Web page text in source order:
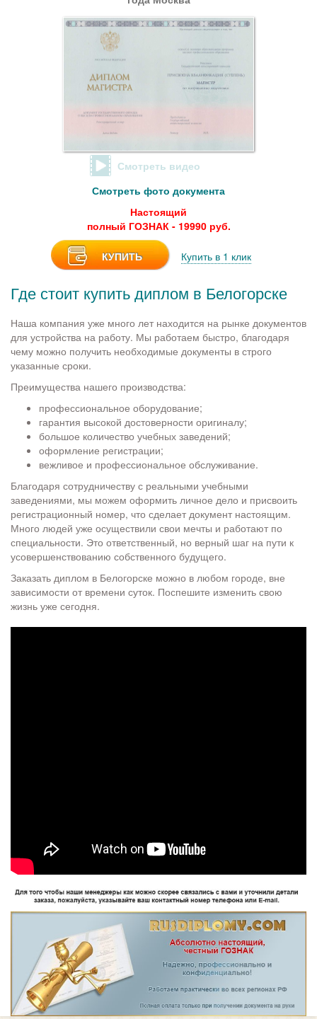
Смотреть видео
Смотреть фото документа
Настоящий
полный ГОЗНАК - 19990 руб.
КУПИТЬ Купить в 1 клик
Где стоит купить диплом в Белогорске
Наша компания уже много лет находится на рынке документов
для устройства на работу. Мы работаем быстро, благодаря
чему можно получить необходимые документы в строго
указанные сроки.
Преимущества нашего производства:
профессиональное оборудование;
гарантия высокой достоверности оригиналу;
большое количество учебных заведений;
оформление регистрации;
вежливое и профессиональное обслуживание.
Благодаря сотрудничеству с реальными учебными
заведениями, мы можем оформить личное дело и присвоить
регистрационный номер, что сделает документ настоящим.
Много людей уже осуществили свои мечты и работают по
специальности. Это ответственный, но верный шаг на пути к
усовершенствованию собственного будущего.
Заказать диплом в Белогорске можно в любом городе, вне
зависимости от времени суток. Поспешите изменить свою
жизнь уже сегодня.